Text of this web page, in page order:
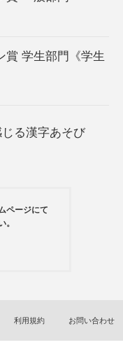
賞 学生部門《学生
る漢字あそび
ページにて
。
利用規約 お問い合わせ